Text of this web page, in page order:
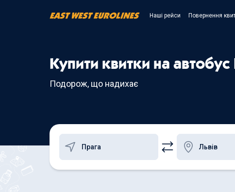
Наші рейси Повернення
Купити квитки на
Подорож, що надихає